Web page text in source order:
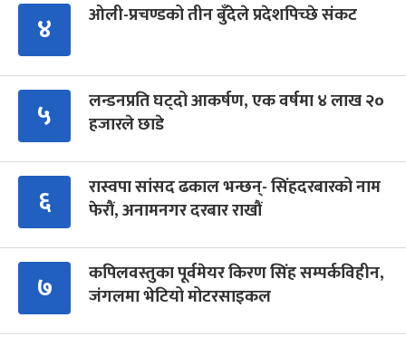
४ ओली-प्रचण्डको तीन बुँदेले प्रदेशपिच्छे संकट
५
लन्डनप्रति घट्दो आकर्षण, एक वर्षमा ४ लाख २०
हजारले छाडे
६
रास्वपा सांसद ढकाल भन्छन्- सिंहदरबारको नाम
फेरौं, अनामनगर दरबार राखौं
७
कपिलवस्तुका पूर्वमेयर किरण सिंह सम्पर्कविहीन,
जंगलमा भेटियो मोटरसाइकल